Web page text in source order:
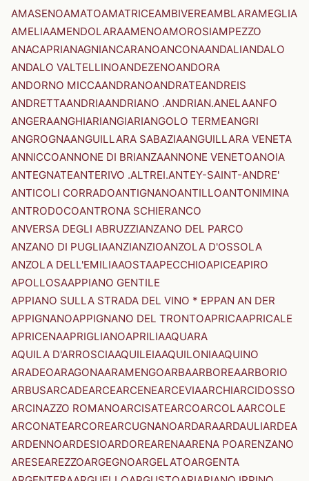
AMASENOAMATOAMATRICEAMBIVEREAMBLARAMEGLIA
AMELIAAMENDOLARAAMENOAMOROSIAMPEZZO
ANACAPRIANAGNIANCARANOANCONAANDALIANDALO
ANDALO VALTELLINOANDEZENOANDORA
ANDORNO MICCAANDRANOANDRATEANDREIS
ANDRETTAANDRIAANDRIANO .ANDRIAN.ANELAANFO
ANGERAANGHIARIANGIARIANGOLO TERMEANGRI
ANGROGNAANGUILLARA SABAZIAANGUILLARA VENETA
ANNICCOANNONE DI BRIANZAANNONE VENETOANOIA
ANTEGNATEANTERIVO .ALTREI.ANTEY-SAINT-ANDRE'
ANTICOLI CORRADOANTIGNANOANTILLOANTONIMINA
ANTRODOCOANTRONA SCHIERANCO
ANVERSA DEGLI ABRUZZIANZANO DEL PARCO
ANZANO DI PUGLIAANZIANZIOANZOLA D'OSSOLA
ANZOLA DELL'EMILIAAOSTAAPECCHIOAPICEAPIRO
APOLLOSAAPPIANO GENTILE
APPIANO SULLA STRADA DEL VINO * EPPAN AN DER
APPIGNANOAPPIGNANO DEL TRONTOAPRICAAPRICALE
APRICENAAPRIGLIANOAPRILIAAQUARA
AQUILA D'ARROSCIAAQUILEIAAQUILONIAAQUINO
ARADEOARAGONAARAMENGOARBAARBOREAARBORIO
ARBUSARCADEARCEARCENEARCEVIAARCHIARCIDOSSO
ARCINAZZO ROMANOARCISATEARCOARCOLAARCOLE
ARCONATEARCOREARCUGNANOARDARAARDAULIARDEA
ARDENNOARDESIOARDOREARENAARENA POARENZANO
ARESEAREZZOARGEGNOARGELATOARGENTA